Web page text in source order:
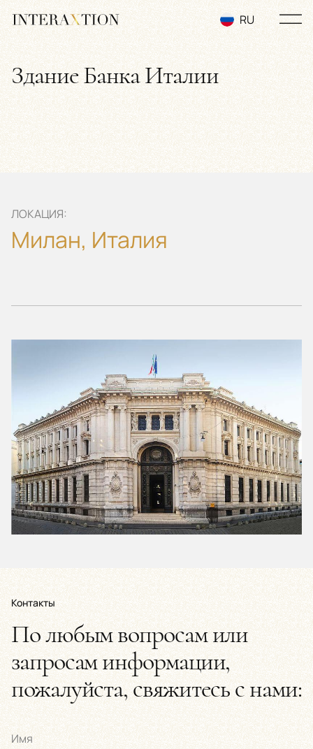
EN
UA
RU
Здание Банка Италии
ЛОКАЦИЯ:
Милан, Италия
Контакты
По любым вопросам или
запросам информации,
пожалуйста, свяжитесь с нами:
Имя